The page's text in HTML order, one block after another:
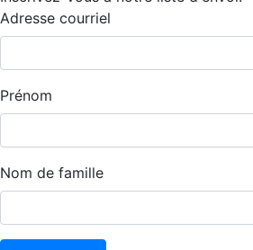
Adresse courriel
Prénom
Nom de famille